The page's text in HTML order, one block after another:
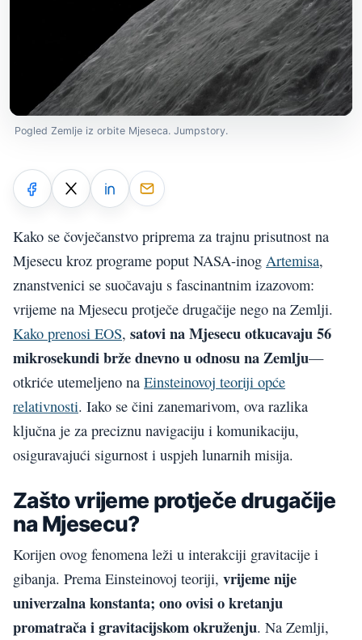
Pogled Zemlje iz orbite Mjeseca. Jumpstory.
Kako se čovječanstvo priprema za trajnu prisutnost na
Mjesecu kroz programe poput NASA-inog Artemisa,
znanstvenici se suočavaju s fascinantnim izazovom:
vrijeme na Mjesecu protječe drugačije nego na Zemlji.
Kako prenosi EOS, satovi na Mjesecu otkucavaju 56
mikrosekundi brže dnevno u odnosu na Zemlju—
otkriće utemeljeno na Einsteinovoj teoriji opće
relativnosti. Iako se čini zanemarivom, ova razlika
ključna je za preciznu navigaciju i komunikaciju,
osiguravajući sigurnost i uspjeh lunarnih misija.
Zašto vrijeme protječe drugačije
na Mjesecu?
Korijen ovog fenomena leži u interakciji gravitacije i
gibanja. Prema Einsteinovoj teoriji, vrijeme nije
univerzalna konstanta; ono ovisi o kretanju
promatrača i gravitacijskom okruženju. Na Zemlji,